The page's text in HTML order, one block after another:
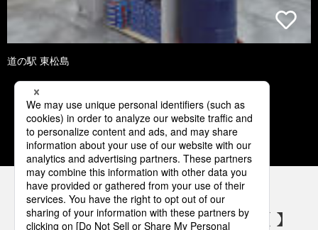
道の駅 東松島
1 2 3 4 5
パナソニックの電気設備 SNSアカウント